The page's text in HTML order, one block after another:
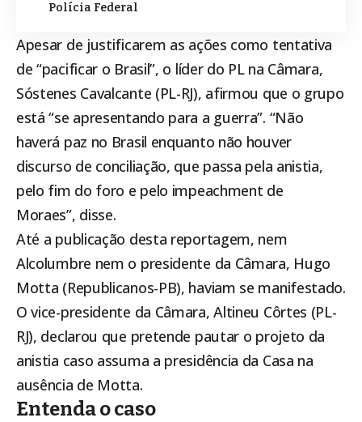
Polícia Federal
Apesar de justificarem as ações como tentativa
de “pacificar o Brasil”, o líder do PL na Câmara,
Sóstenes Cavalcante (PL-RJ), afirmou que o grupo
está “se apresentando para a guerra”. “Não
haverá paz no Brasil enquanto não houver
discurso de conciliação, que passa pela anistia,
pelo fim do foro e pelo impeachment de
Moraes”, disse.
Até a publicação desta reportagem, nem
Alcolumbre nem o presidente da Câmara, Hugo
Motta (Republicanos-PB), haviam se manifestado.
O vice-presidente da Câmara, Altineu Côrtes (PL-
RJ), declarou que pretende pautar o projeto da
anistia caso assuma a presidência da Casa na
ausência de Motta.
Entenda o caso